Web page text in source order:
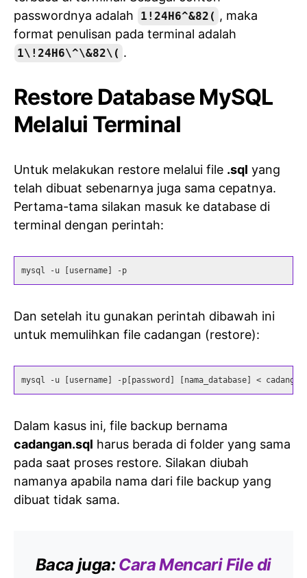
passwordnya adalah
1!24H6^&82( , maka
format penulisan pada terminal adalah
1\!24H6\^\&82\( .
Restore Database MySQL
Melalui Terminal
Untuk melakukan restore melalui file .sql yang
telah dibuat sebenarnya juga sama cepatnya.
Pertama-tama silakan masuk ke database di
terminal dengan perintah:
mysql -u [username] -p
Dan setelah itu gunakan perintah dibawah ini
untuk memulihkan file cadangan (restore):
mysql -u [username] -p[password] [nama_database] <
Dalam kasus ini, file backup bernama
cadangan.sql harus berada di folder yang sama
pada saat proses restore. Silakan diubah
namanya apabila nama dari file backup yang
dibuat tidak sama.
Baca juga:Cara Mencari File di